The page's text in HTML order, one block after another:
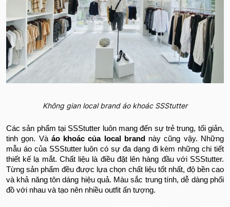
Không gian local brand áo khoác SSStutter
Các sản phẩm tại SSStutter luôn mang đến sự trẻ trung, tối giản,
tinh gọn. Và áo khoác của local brand
này cũng vậy. Những
mẫu áo của SSStutter luôn có sự đa dạng đi kèm những chi tiết
thiết kế lạ mắt. Chất liệu là điều đặt lên hàng đầu với SSStutter.
Từng sản phẩm đều được lựa chọn chất liệu tốt nhất, độ bền cao
và khả năng tôn dáng hiệu quả. Màu sắc trung tính, dễ dàng phối
đồ với nhau và tạo nên nhiều outfit ấn tượng.